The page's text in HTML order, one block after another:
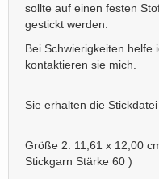
sollte auf einen festen
gestickt werden.
Bei Schwierigkeiten helfe
kontaktieren sie mich.
Sie erhalten die
Größe 2: 11,61 x 12,00
Stickgarn Stärke 60 )